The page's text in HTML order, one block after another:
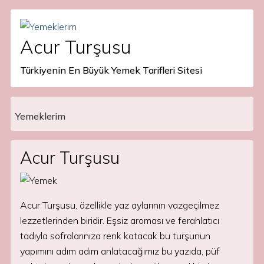
Acur Turşusu
Türkiyenin En Büyük Yemek Tarifleri Sitesi
Main Navigation
Yemeklerim
Acur Turşusu
Acur Turşusu, özellikle yaz aylarının vazgeçilmez
lezzetlerinden biridir. Eşsiz aroması ve ferahlatıcı
tadıyla sofralarınıza renk katacak bu turşunun
yapımını adım adım anlatacağımız bu yazıda, püf